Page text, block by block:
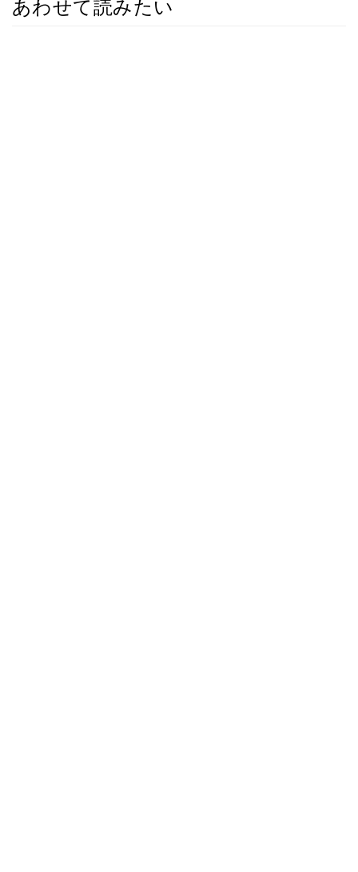
あわせて読みたい